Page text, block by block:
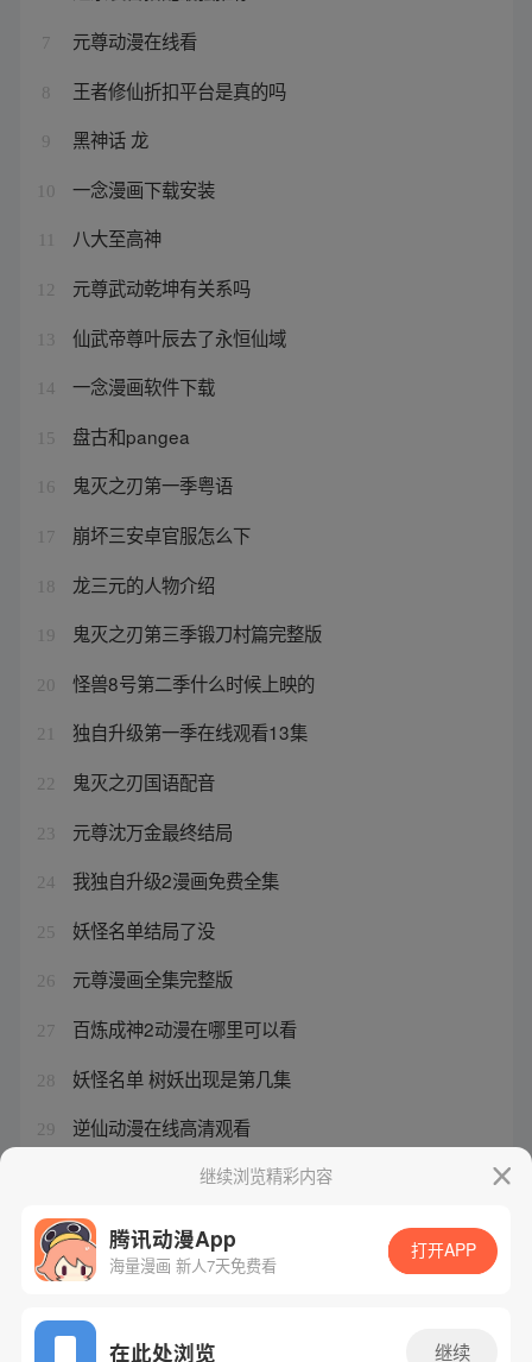
7 元尊动漫在线看
8 王者修仙折扣平台是真的吗
9 黑神话 龙
10 一念漫画下载安装
八大至高神
12 元尊武动乾坤有关系吗
13 仙武帝尊叶辰去了永恒仙域
14 一念漫画软件下载
15 盘古和pangea
16 鬼灭之刃第一季粤语
17 崩坏三安卓官服怎么下
18 龙三元的人物介绍
19 鬼灭之刃第三季锻刀村篇完整版
20 怪兽8号第二季什么时候上映的
21 独自升级第一季在线观看13集
22 鬼灭之刃国语配音
23 元尊沈万金最终结局
24 我独自升级2漫画免费全集
25 妖怪名单结局了没
26 元尊漫画全集完整版
27 百炼成神2动漫在哪里可以看
28 妖怪名单 树妖出现是第几集
29 逆仙动漫在线高清观看
大象无形的高级表达英语继续浏览精彩内容
腾讯动漫App
海量漫画 新人7天免费看
打开APP
在此处浏览 继续
网站备案/许可证号：粤B2-20090059-5